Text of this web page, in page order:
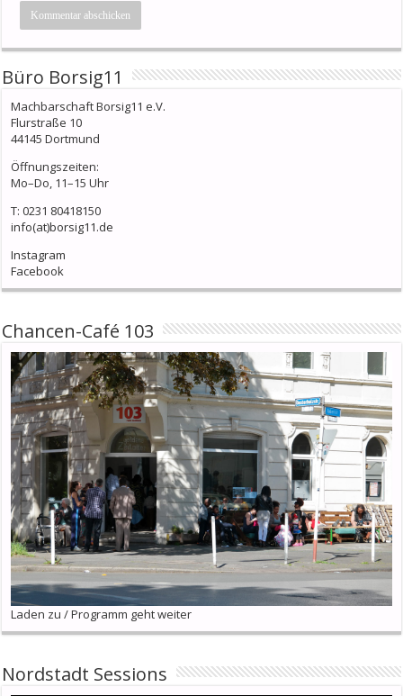
Büro Borsig11
Machbarschaft Borsig11 e.V.
Flurstraße 10
44145 Dortmund
Öffnungszeiten:
Mo–Do, 11–15 Uhr
T: 0231 80418150
info(at)borsig11.de
Instagram
Facebook
Chancen-Café 103
Laden zu / Programm geht weiter
Nordstadt Sessions